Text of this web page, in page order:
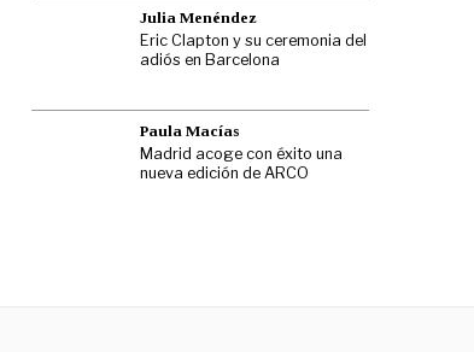
Julia Menéndez
Eric Clapton y su ceremonia del
adiós en Barcelona
Paula Macías
Madrid acoge con éxito una
nueva edición de ARCO